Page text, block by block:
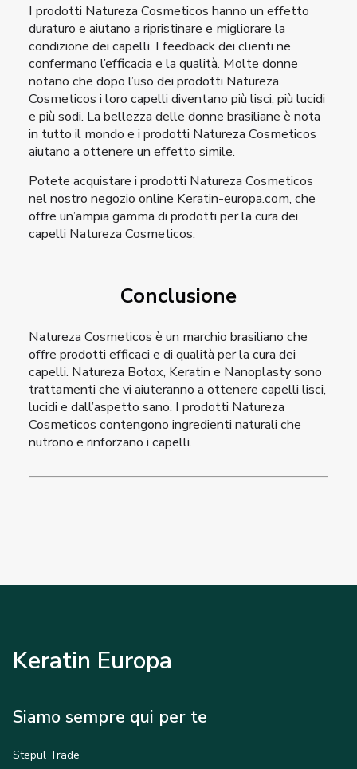
I prodotti Natureza Cosmeticos hanno un effetto
duraturo e aiutano a ripristinare e migliorare la
condizione dei capelli. I feedback dei clienti ne
confermano l’efficacia e la qualità. Molte donne
notano che dopo l’uso dei prodotti Natureza
Cosmeticos i loro capelli diventano più lisci, più lucidi
e più sodi. La bellezza delle donne brasiliane è nota
in tutto il mondo e i prodotti Natureza Cosmeticos
aiutano a ottenere un effetto simile.
Potete acquistare i prodotti Natureza Cosmeticos
nel nostro negozio online Keratin-europa.com, che
offre un’ampia gamma di prodotti per la cura dei
capelli Natureza Cosmeticos.
Conclusione
Natureza Cosmeticos è un marchio brasiliano che
offre prodotti efficaci e di qualità per la cura dei
capelli. Natureza Botox, Keratin e Nanoplasty sono
trattamenti che vi aiuteranno a ottenere capelli lisci,
lucidi e dall’aspetto sano. I prodotti Natureza
Cosmeticos contengono ingredienti naturali che
nutrono e rinforzano i capelli.
Keratin Europa
Siamo sempre qui per te
Stepul Trade